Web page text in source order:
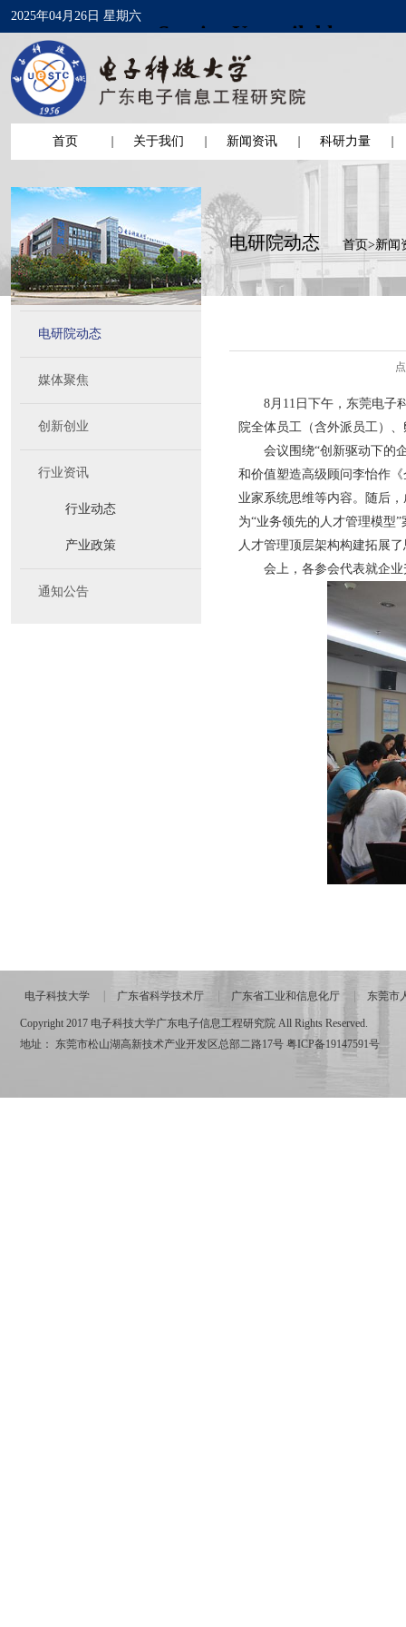
2025年04月26日 星期六
首页 关于我们 新闻资讯 科研力量
电研院动态
媒体聚焦
创新创业
行业资讯
行业动态
产业政策
通知公告
电研院动态 首页>新闻
8月11日下午，东莞电子
院全体员工（含外派员工）
会议围绕“创新驱动下的
和价值塑造高级顾问李怡作
业家系统思维等内容。随后
为“业务领先的人才管理模型
人才管理顶层架构构建拓展
会上，各参会代表就企
电子科技大学 广东省科学技术厅 广东省工业和信息化厅 东莞市
Copyright 2017 电子科技大学广东电子信息工程研究院 All Rights Reserved.
地址： 东莞市松山湖高新技术产业开发区总部二路17号 粤ICP备19147591号